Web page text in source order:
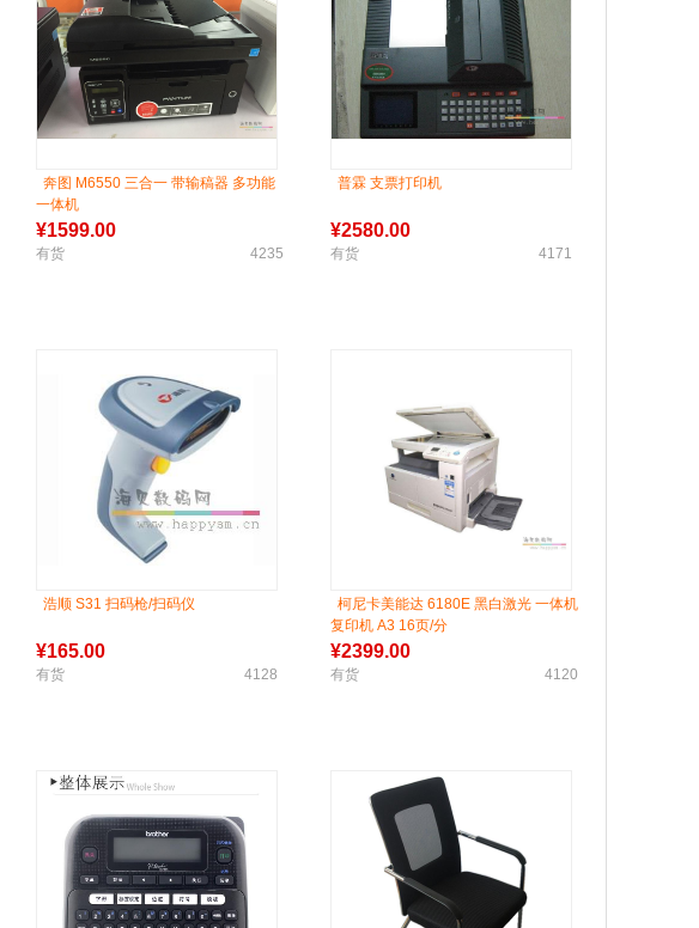
奔图 M6550 三合一 带输稿器 多功能
一体机
¥1599.00
有货 4235
普霖 支票打印机
¥2580.00
有货 4171
浩顺 S31 扫码枪/扫码仪
¥165.00
有货 4128
柯尼卡美能达 6180E 黑白激光 一体机
复印机 A3 16页/分
¥2399.00
有货 4120